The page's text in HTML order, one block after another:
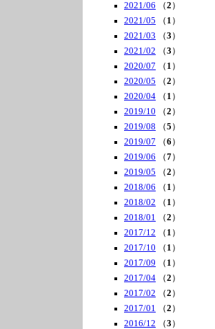
2021/06 （2 ）
2021/05 （ 1 ）
2021/03 （3 ）
2021/02 （3 ）
2020/07 （ 1 ）
2020/05 （2 ）
2020/04 （ 1 ）
2019/10 （2 ）
2019/08 （5 ）
2019/07 （6 ）
2019/06 （7）
2019/05 （2 ）
2018/06 （ 1 ）
2018/02 （ 1 ）
2018/01 （2 ）
2017/12 （ 1 ）
2017/10 （ 1 ）
2017/09 （ 1 ）
2017/04 （2 ）
2017/02 （2 ）
2017/01 （2 ）
2016/12 （3 ）